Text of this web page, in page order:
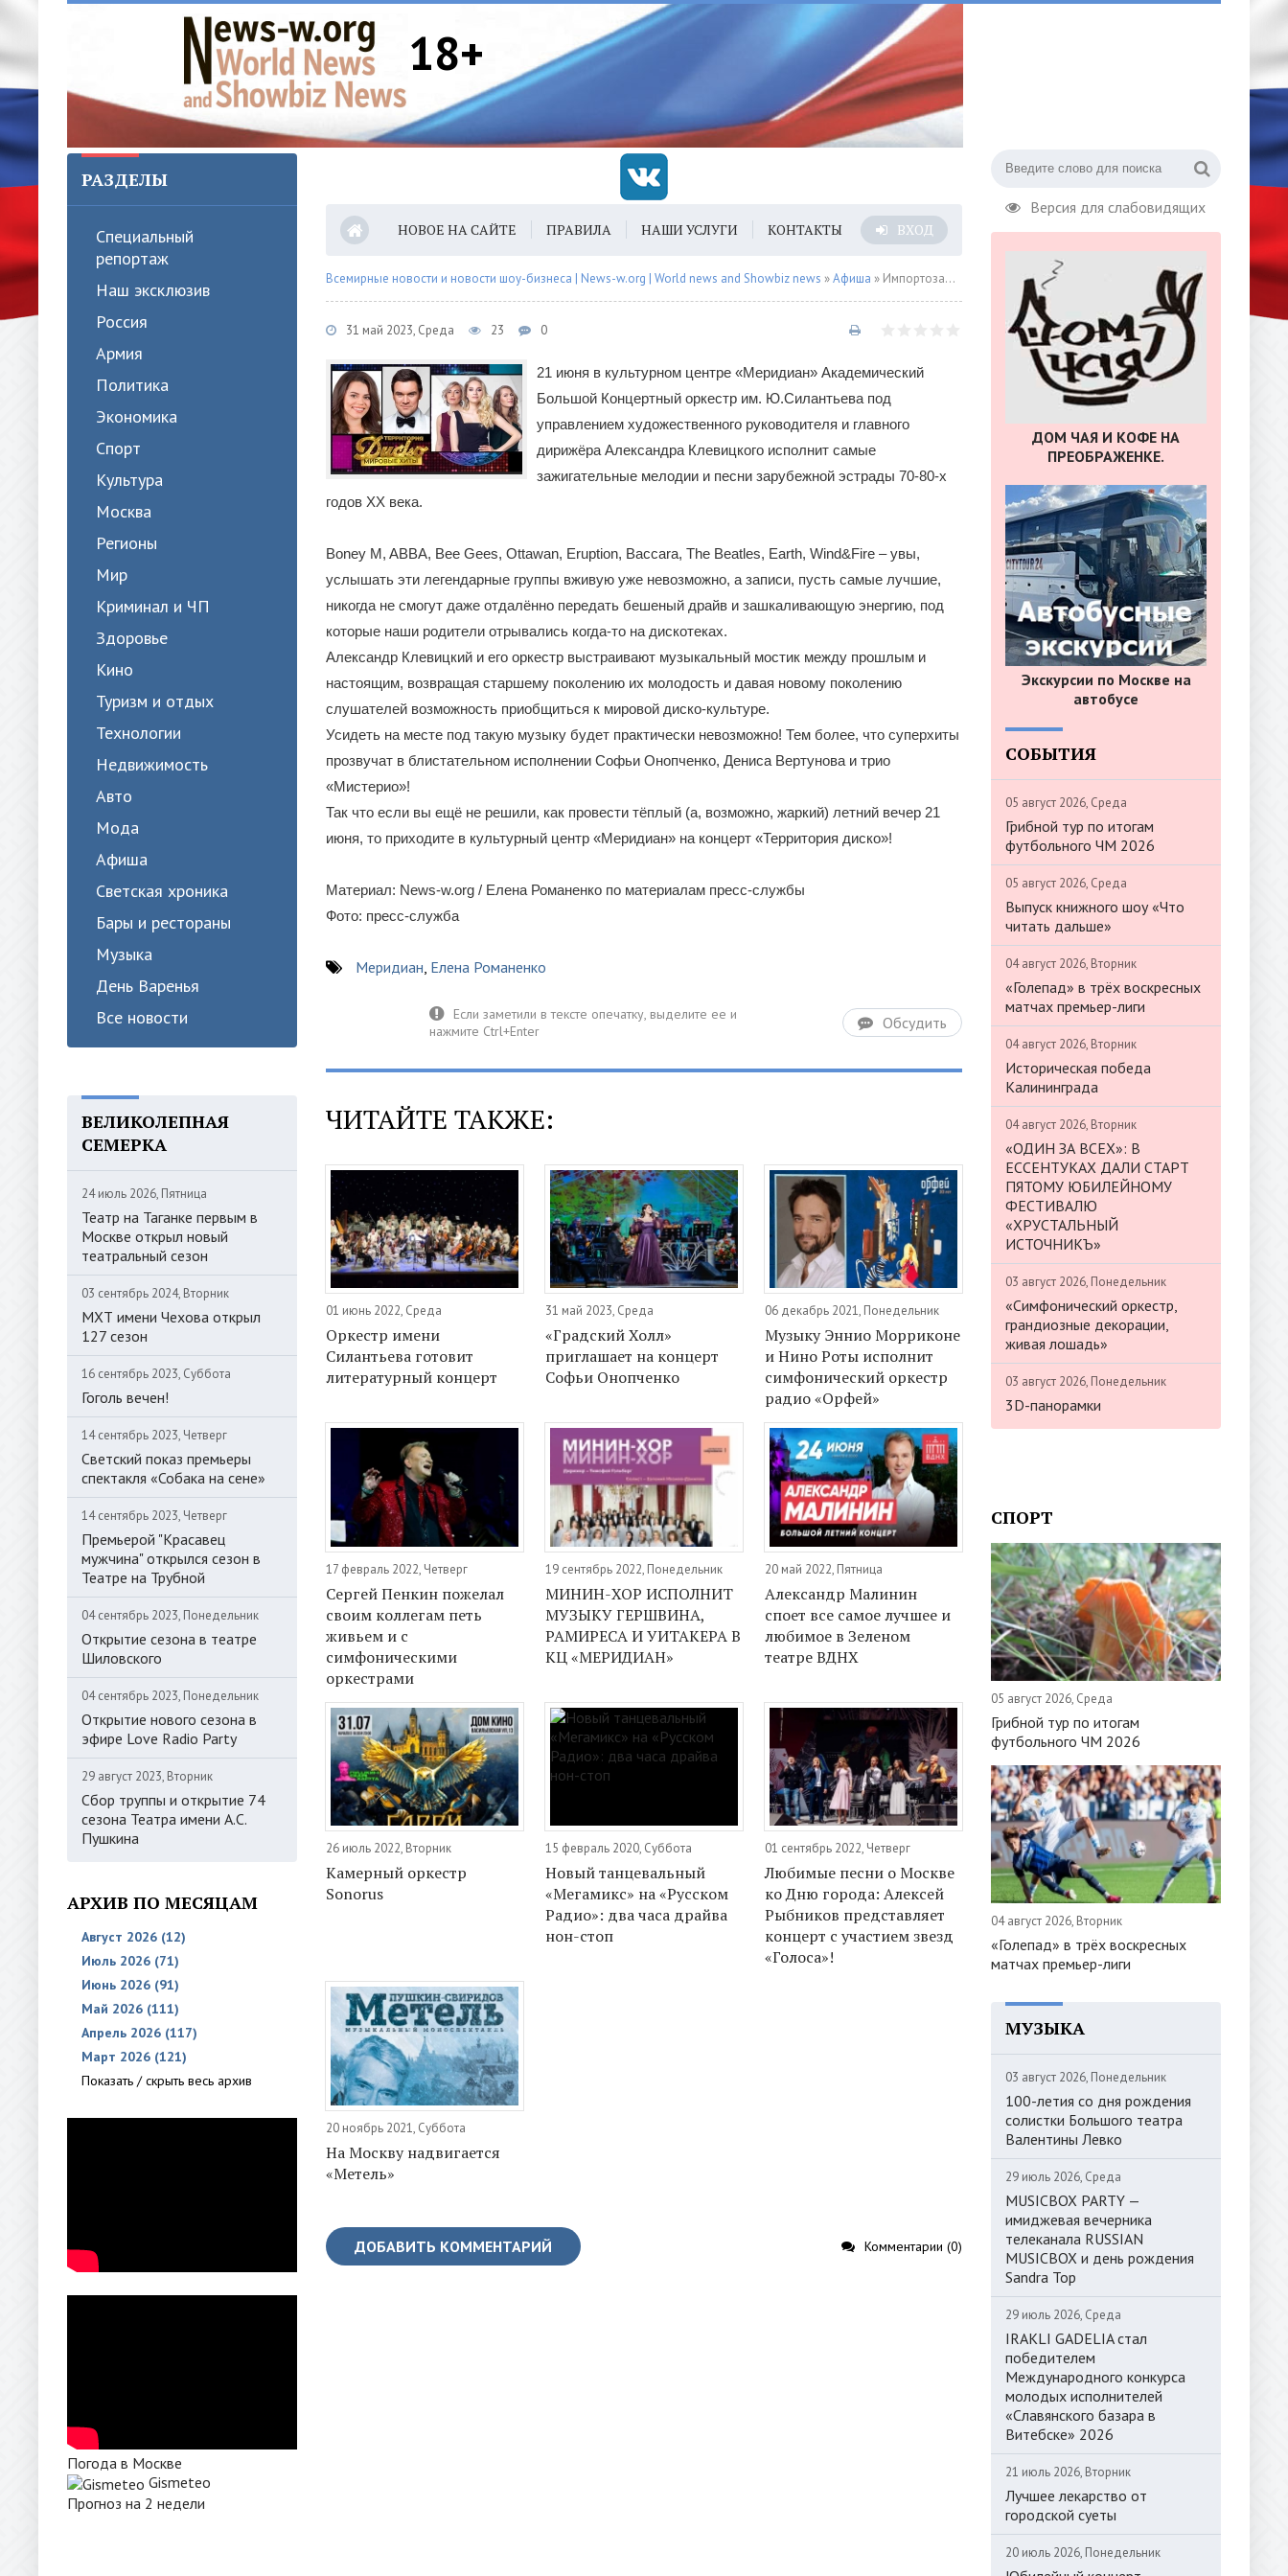
18+
Версия для слабовидящих
РАЗДЕЛЫ
Специальный
репортаж
Наш эксклюзив
Россия
Армия
Политика
Экономика
Спорт
Культура
Москва
Регионы
Мир
Криминал и ЧП
Здоровье
Кино
Туризм и отдых
Технологии
Недвижимость
Авто
Мода
Афиша
Светская хроника
Бары и рестораны
Музыка
День Варенья
Все новости
ВЕЛИКОЛЕПНАЯ
СЕМЕРКА
24 июль 2026, Пятница
Театр на Таганке первым в
Москве открыл новый
театральный сезон
03 сентябрь 2024, Вторник
МХТ имени Чехова открыл
127 сезон
16 сентябрь 2023, Суббота
Гоголь вечен!
14 сентябрь 2023, Четверг
Светский показ премьеры
спектакля «Собака на сене»
14 сентябрь 2023, Четверг
Премьерой "Красавец
мужчина" открылся сезон в
Театре на Трубной
04 сентябрь 2023, Понедельник
Открытие сезона в театре
Шиловского
04 сентябрь 2023, Понедельник
Открытие нового сезона в
эфире Love Radio Party
29 август 2023, Вторник
Сбор труппы и открытие 74
сезона Театра имени А.С.
Пушкина
АРХИВ ПО МЕСЯЦАМ
Август 2026 (12)
Июль 2026 (71)
Июнь 2026 (91)
Май 2026 (111)
Апрель 2026 (117)
Март 2026 (121)
Показать / скрыть весь архив
Погода в Москве
Gismeteo
Прогноз на 2 недели
НОВОЕ НА САЙТЕ ПРАВИЛА НАШИ УСЛУГИ КОНТАКТЫ ВХОД
Всемирные новости и новости шоу-бизнеса | News-w.org | World news and Showbiz news »Афиша » Импортозамещение от Александра Клевицкого
31 май 2023, Среда 23 0
21 июня в культурном центре «Меридиан» Академический
Большой Концертный оркестр им. Ю.Силантьева под
управлением художественного руководителя и главного
дирижёра Александра Клевицкого исполнит самые
зажигательные мелодии и песни зарубежной эстрады 70-80-х
годов XX века.
Boney M, ABBA, Bee Gees, Ottawan, Eruption, Baccara, The Beatles, Earth, Wind&Fire – увы,
услышать эти легендарные группы вживую уже невозможно, а записи, пусть самые лучшие,
никогда не смогут даже отдалённо передать бешеный драйв и зашкаливающую энергию, под
которые наши родители отрывались когда-то на дискотеках.
Александр Клевицкий и его оркестр выстраивают музыкальный мостик между прошлым и
настоящим, возвращая старшему поколению их молодость и давая новому поколению
слушателей возможность приобщиться к мировой диско-культуре.
Усидеть на месте под такую музыку будет практически невозможно! Тем более, что суперхиты
прозвучат в блистательном исполнении Софьи Онопченко, Дениса Вертунова и трио
«Мистерио»!
Так что если вы ещё не решили, как провести тёплый (а, возможно, жаркий) летний вечер 21
июня, то приходите в культурный центр «Меридиан» на концерт «Территория диско»!
Материал: News-w.org / Елена Романенко по материалам пресс-службы
Фото: пресс-служба
Меридиан, Елена Романенко
Обсудить
ЧИТАЙТЕ ТАКЖЕ:
01 июнь 2022, Среда
Оркестр имени
Силантьева готовит
литературный концерт
31 май 2023, Среда
«Градский Холл»
приглашает на концерт
Софьи Онопченко
06 декабрь 2021, Понедельник
Музыку Эннио Морриконе
и Нино Роты исполнит
симфонический оркестр
радио «Орфей»
17 февраль 2022, Четверг
Сергей Пенкин пожелал
своим коллегам петь
живьем и с
симфоническими
оркестрами
19 сентябрь 2022, Понедельник
МИНИН-ХОР ИСПОЛНИТ
МУЗЫКУ ГЕРШВИНА,
РАМИРЕСА И УИТАКЕРА В
КЦ «МЕРИДИАН»
20 май 2022, Пятница
Александр Малинин
споет все самое лучшее и
любимое в Зеленом
театре ВДНХ
26 июль 2022, Вторник
Камерный оркестр
Sonorus
15 февраль 2020, Суббота
Новый танцевальный
«Мегамикс» на «Русском
Радио»: два часа драйва
нон-стоп
01 сентябрь 2022, Четверг
Любимые песни о Москве
ко Дню города: Алексей
Рыбников представляет
концерт с участием звезд
«Голоса»!
20 ноябрь 2021, Суббота
На Москву надвигается
«Метель»
ДОБАВИТЬ КОММЕНТАРИЙ Комментарии (0)
ДОМ ЧАЯ И КОФЕ НА
ПРЕОБРАЖЕНКЕ.
Экскурсии по Москве на
автобусе
СОБЫТИЯ
05 август 2026, Среда
Грибной тур по итогам
футбольного ЧМ 2026
05 август 2026, Среда
Выпуск книжного шоу «Что
читать дальше»
04 август 2026, Вторник
«Голепад» в трёх воскресных
матчах премьер-лиги
04 август 2026, Вторник
Историческая победа
Калининграда
04 август 2026, Вторник
«ОДИН ЗА ВСЕХ»: В
ЕССЕНТУКАХ ДАЛИ СТАРТ
ПЯТОМУ ЮБИЛЕЙНОМУ
ФЕСТИВАЛЮ
«ХРУСТАЛЬНЫЙ
ИСТОЧНИКЪ»
03 август 2026, Понедельник
«Симфонический оркестр,
грандиозные декорации,
живая лошадь»
03 август 2026, Понедельник
3D-панорамки
СПОРТ
05 август 2026, Среда
Грибной тур по итогам
футбольного ЧМ 2026
04 август 2026, Вторник
«Голепад» в трёх воскресных
матчах премьер-лиги
МУЗЫКА
03 август 2026, Понедельник
100-летия со дня рождения
солистки Большого театра
Валентины Левко
29 июль 2026, Среда
MUSICBOX PARTY —
имиджевая вечерника
телеканала RUSSIAN
MUSICBOX и день рождения
Sandra Top
29 июль 2026, Среда
IRAKLI GADELIA стал
победителем
Международного конкурса
молодых исполнителей
«Славянского базара в
Витебске» 2026
21 июль 2026, Вторник
Лучшее лекарство от
городской суеты
20 июль 2026, Понедельник